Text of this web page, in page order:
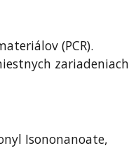
(PCR).
zariadeniach
Isononanoate,